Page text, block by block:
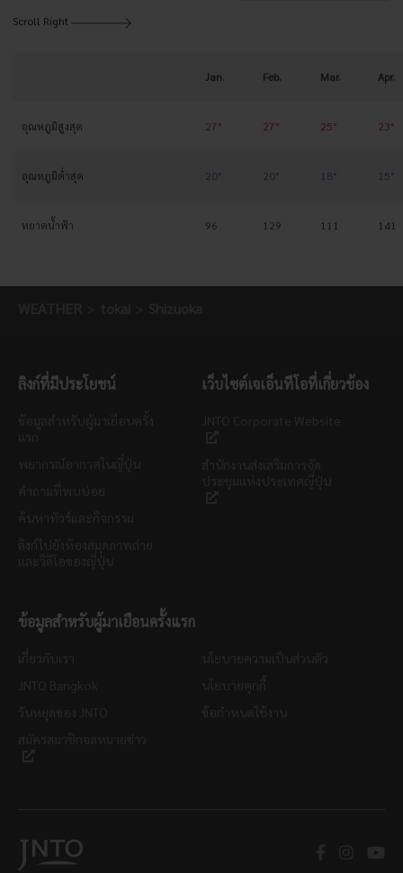
Scroll Right
Jan. Feb. Mar. Apr.
อุณหภูมิสูงสุด 27° 27° 25° 23°
อุณหภูมิต่ำสุด 20° 20° 18° 15°
หยาดน้ำฟ้า 96 129 111 141
ลิงก์ที่มีประโยชน์ เว็บไซต์เจเอ็นทีโอที่เกี่ยวข้อง
ข้อมูลสำหรับผู้มาเยือนครั้งแรก